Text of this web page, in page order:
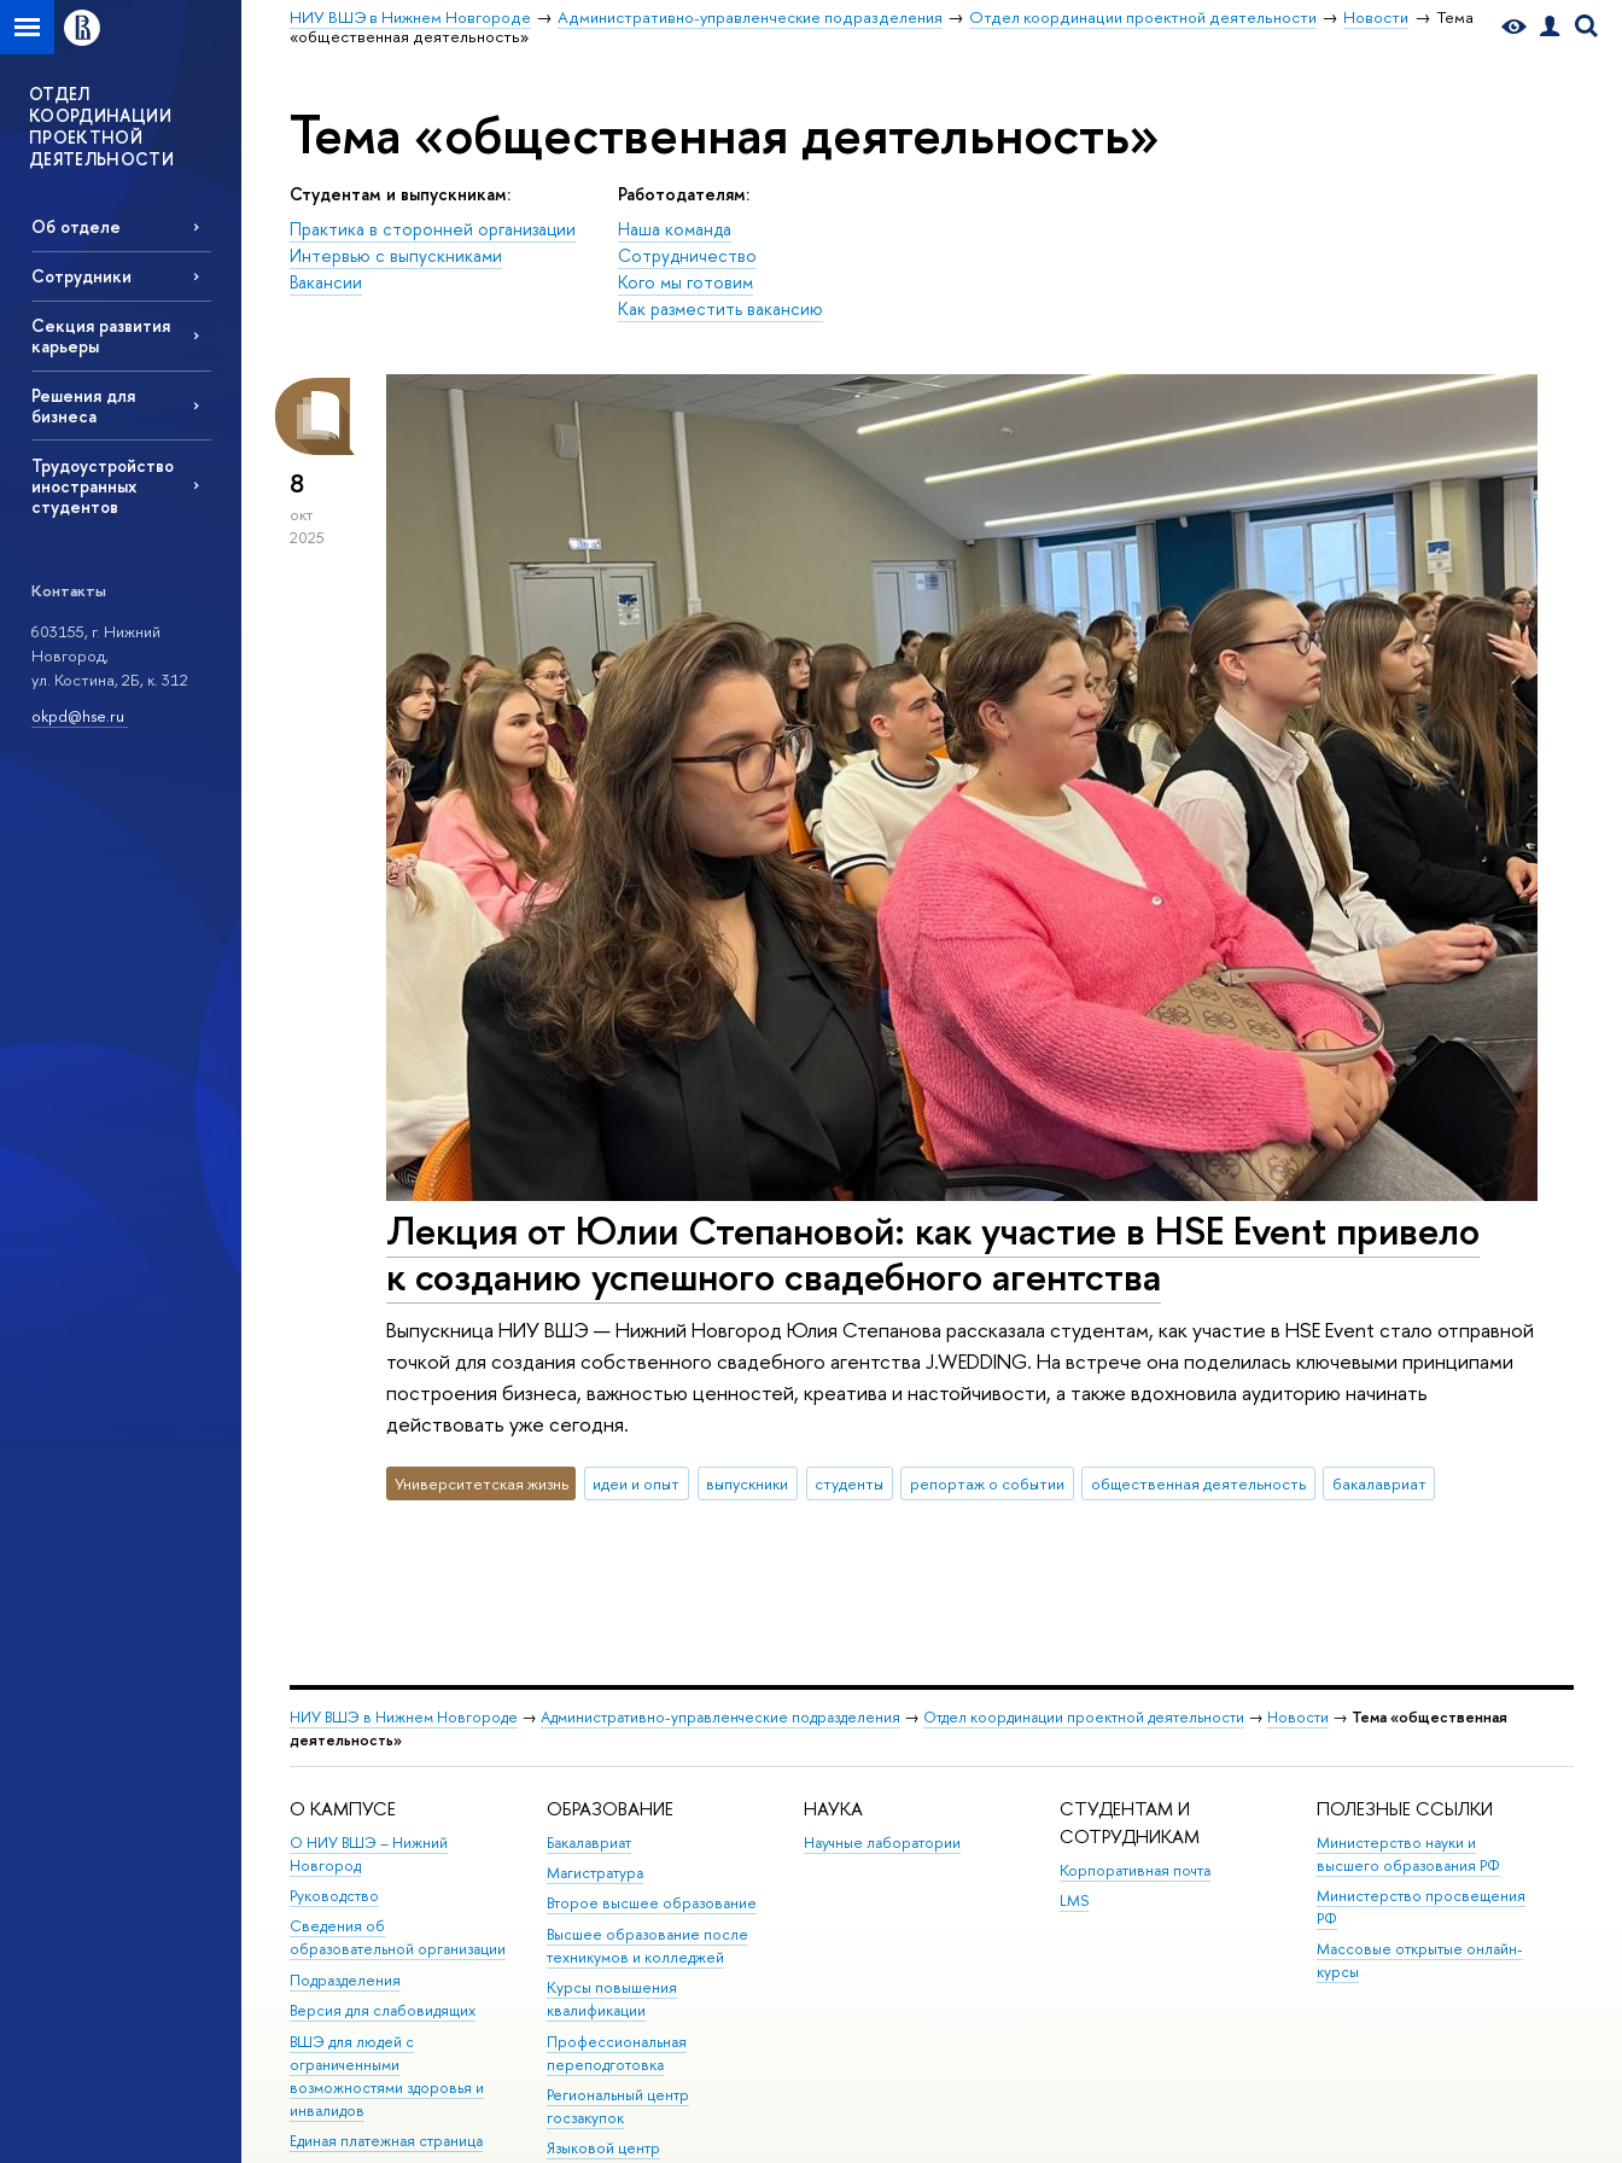
НИУ ВШЭ в Нижнем Новгороде Административно-управленческие подразделения Отдел координации проектной деятельности Новости
Тема
«общественная деятельность»
ОТДЕЛ
КООРДИНАЦИИ
ПРОЕКТНОЙ
ДЕЯТЕЛЬНОСТИ
Об отделе
Сотрудники
Секция развития
карьеры
Решения для
бизнеса
Трудоустройство
иностранных
студентов
Контакты
603155, г. Нижний
Новгород,
ул. Костина, 2Б, к. 312
okpd@hse.ru
Тема «общественная деятельность»
Студентам и выпускникам:
Практика в сторонней организации
Интервью с выпускниками
Вакансии
Работодателям:
Наша команда
Сотрудничество
Кого мы готовим
Как разместить вакансию
8
окт
2025
Лекция от Юлии Степановой: как участие в HSE Event привело
к созданию успешного свадебного агентства
Выпускница НИУ ВШЭ — Нижний Новгород Юлия Степанова рассказала студентам, как участие в HSE Event стало отправной
точкой для создания собственного свадебного агентства J.WEDDING. На встрече она поделилась ключевыми принципами
построения бизнеса, важностью ценностей, креатива и настойчивости, а также вдохновила аудиторию начинать
действовать уже сегодня.
Университетская жизнь идеи и опыт выпускники студенты репортаж о событии общественная деятельность бакалавриат
НИУ ВШЭ в Нижнем Новгороде → Административно-управленческие подразделения → Отдел координации проектной деятельности → Новости → Тема «общественная
деятельность»
О КАМПУСЕ
О НИУ ВШЭ – Нижний
Новгород
Руководство
Сведения об
образовательной организации
Подразделения
Версия для слабовидящих
ВШЭ для людей с
ограниченными
возможностями здоровья и
инвалидов
Единая платежная страница
ОБРАЗОВАНИЕ
Бакалавриат
Магистратура
Второе высшее образование
Высшее образование после
техникумов и колледжей
Курсы повышения
квалификации
Профессиональная
переподготовка
Региональный центр
госзакупок
Языковой центр
НАУКА
Научные лаборатории
СТУДЕНТАМ И
СОТРУДНИКАМ
Корпоративная почта
LMS
ПОЛЕЗНЫЕ ССЫЛКИ
Министерство науки и
высшего образования РФ
Министерство просвещения
РФ
Массовые открытые онлайн-
курсы